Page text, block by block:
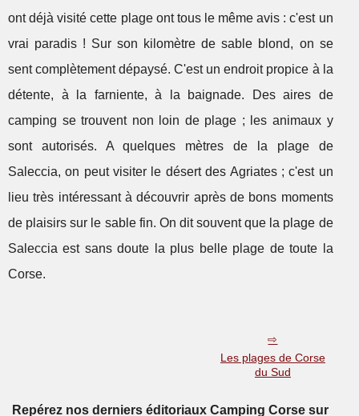
ont déjà visité cette plage ont tous le même avis : c'est un
vrai paradis ! Sur son kilomètre de sable blond, on se
sent complètement dépaysé. C'est un endroit propice à la
détente, à la farniente, à la baignade. Des aires de
camping se trouvent non loin de plage ; les animaux y
sont autorisés. A quelques mètres de la plage de
Saleccia, on peut visiter le désert des Agriates ; c'est un
lieu très intéressant à découvrir après de bons moments
de plaisirs sur le sable fin. On dit souvent que la plage de
Saleccia est sans doute la plus belle plage de toute la
Corse.
Les plages de Corse
du Sud
Repérez nos derniers éditoriaux Camping Corse sur